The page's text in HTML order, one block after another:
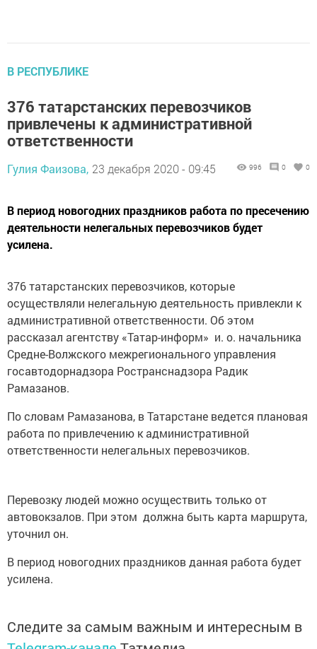
В РЕСПУБЛИКЕ
376 татарстанских перевозчиков
привлечены к административной
ответственности
Гулия Фаизова, 23 декабря 2020 - 09:45 996 0 0
В период новогодних праздников работа по пресечению
деятельности нелегальных перевозчиков будет
усилена.
376 татарстанских перевозчиков, которые
осуществляли нелегальную деятельность привлекли к
административной ответственности. Об этом
рассказал агентству «Татар-информ» и. о. начальника
Средне-Волжского межрегионального управления
госавтодорнадзора Ространснадзора Радик
Рамазанов.
По словам Рамазанова, в Татарстане ведется плановая
работа по привлечению к административной
ответственности нелегальных перевозчиков.
Перевозку людей можно осуществить только от
автовокзалов. При этом должна быть карта маршрута,
уточнил он.
В период новогодних праздников данная работа будет
усилена.
Следите за самым важным и интересным в